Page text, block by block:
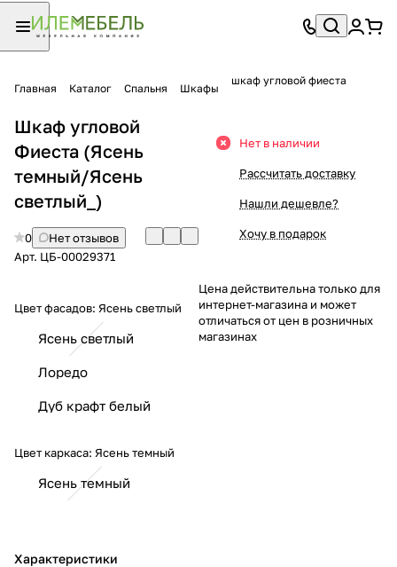
Главная Каталог Спальня Шкафы
шкаф угловой фиеста
Шкаф угловой
Фиеста (Ясень
темный/Ясень
светлый_)
0
Нет отзывов
Арт. ЦБ-00029371
Цвет фасадов: Ясень светлый
Ясень светлый
Лоредо
Дуб крафт белый
Цвет каркаса: Ясень темный
Ясень темный
Характеристики
Нет в наличии
Рассчитать доставку
Нашли дешевле?
Хочу в подарок
Цена действительна только для
интернет-магазина и может
отличаться от цен в розничных
магазинах